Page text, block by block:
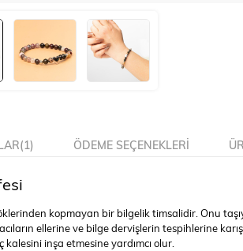
(1) ÖDEME SEÇENEKLERI
kopmayan bir bilgelik timsalidir. Onu
ellerine ve bilge dervişlerin tespihlerine
inşa etmesine yardımcı olur.